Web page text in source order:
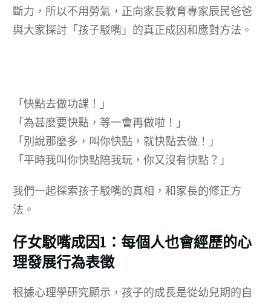
斷力，所以不用勞氣，正向家長教育專家辰民爸爸
與大家探討「孩子駁嘴」的真正成因和應對方法。
「快點去做功課！」
「為甚麼要快點，等一會再做啦！」
「別說那麼多，叫你快點，就快點去做！」
「平時我叫你快點陪我玩，你又沒有快點？」
我們一起探索孩子駁嘴的真相，和家長的修正方
法。
仔女駁嘴成因1：每個人也會經歷的心
理發展行為表徵
根據心理學研究顯示，孩子的成長是從幼兒期的自